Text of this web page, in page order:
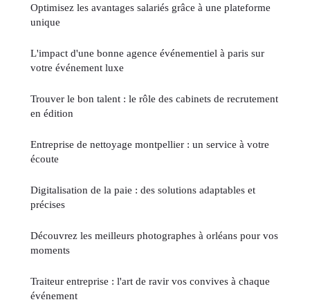
Optimisez les avantages salariés grâce à une plateforme
unique
L'impact d'une bonne agence événementiel à paris sur
votre événement luxe
Trouver le bon talent : le rôle des cabinets de recrutement
en édition
Entreprise de nettoyage montpellier : un service à votre
écoute
Digitalisation de la paie : des solutions adaptables et
précises
Découvrez les meilleurs photographes à orléans pour vos
moments
Traiteur entreprise : l'art de ravir vos convives à chaque
événement